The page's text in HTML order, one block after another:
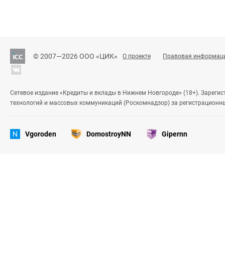
© 2007—2026 ООО «ЦИК» О проекте Правовая
Сетевое издание «Кредиты и вклады в Нижнем Новгороде» (18+).
технологий и массовых коммуникаций (Роскомнадзор) за
Vgoroden DomostroyNN Gipernn